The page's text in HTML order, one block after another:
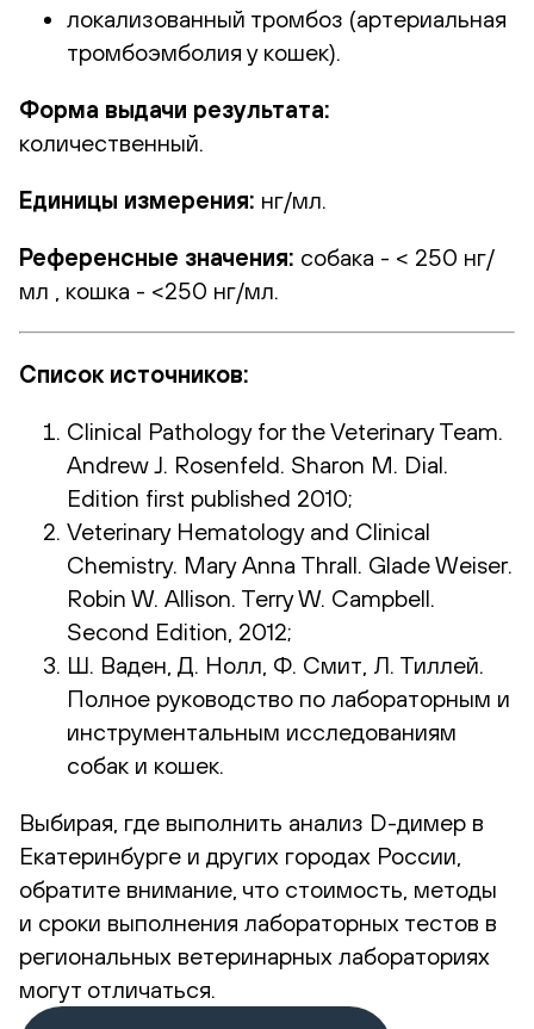
локализованный тромбоз (артериальная
тромбоэмболия у кошек).
Форма выдачи результата:
количественный.
Единицы измерения: нг/мл.
Референсные значения: собака - < 250 нг/
мл , кошка - <250 нг/мл.
Список источников:
Clinical Pathology for the Veterinary Team.
Andrew J. Rosenfeld. Sharon M. Dial.
Edition first published 2010;
Veterinary Hematology and Clinical
Chemistry. Mary Anna Thrall. Glade Weiser.
Robin W. Allison. Terry W. Campbell.
Second Edition, 2012;
Ш. Ваден, Д. Нолл, Ф. Смит, Л. Тиллей.
Полное руководство по лабораторным и
инструментальным исследованиям
собак и кошек.
Выбирая, где выполнить анализ D-димер в
Екатеринбурге и других городах России,
обратите внимание, что стоимость, методы
и сроки выполнения лабораторных тестов в
региональных ветеринарных лабораториях
могут отличаться.